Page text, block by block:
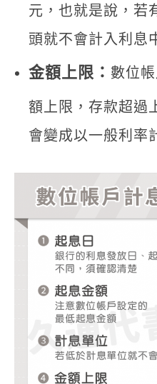
元，也就是說，若
頭就不會計入利息
金額上限： 數位
額上限，存款超過
會變成以一般利率